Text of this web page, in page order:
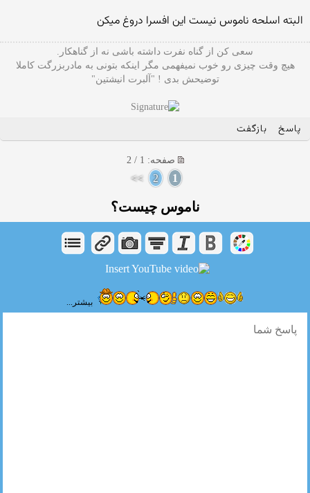
البته اسلحه ناموس نیست این افسرا دروغ میکن
سعی کن از گناه نفرت داشته باشی نه از گناهکار.
هیچ وقت چیزی رو خوب نمیفهمی مگر اینکه بتونی به مادربزرگت کاملا
توضیحش بدی ! "آلبرت انیشتین"
پاسخ بازگفت
صفحه: 1 / 2
1
2
>>
ناموس چیست؟
بیشتر...